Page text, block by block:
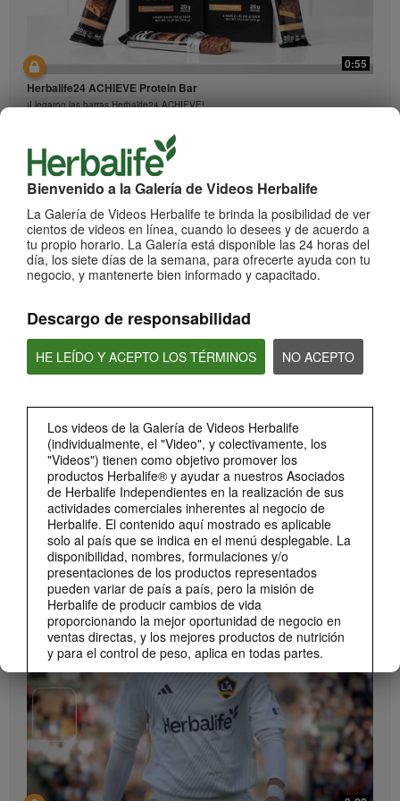
Bienvenido a la Galería de Videos Herbalife
La Galería de Videos Herbalife te brinda la posibilidad de ver
cientos de videos en línea, cuando lo desees y de acuerdo a
tu propio horario. La Galería está disponible las 24 horas del
día, los siete días de la semana, para ofrecerte ayuda con tu
negocio, y mantenerte bien informado y capacitado.
Descargo de responsabilidad
HE LEÍDO Y ACEPTO LOS TÉRMINOS NO ACEPTO
Los videos de la Galería de Videos Herbalife
(individualmente, el "Video", y colectivamente, los
"Videos") tienen como objetivo promover los
productos Herbalife® y ayudar a nuestros Asociados
de Herbalife Independientes en la realización de sus
actividades comerciales inherentes al negocio de
Herbalife. El contenido aquí mostrado es aplicable
solo al país que se indica en el menú desplegable. La
disponibilidad, nombres, formulaciones y/o
presentaciones de los productos representados
pueden variar de país a país, pero la misión de
Herbalife de producir cambios de vida
proporcionando la mejor oportunidad de negocio en
ventas directas, y los mejores productos de nutrición
y para el control de peso, aplica en todas partes.
Los Videos podrían incluir las experiencias del
volumen de ventas acumulado, o reseñas de
ingresos adquiridos, de Asociados de Herbalife
Independientes de diferentes niveles del Plan de
Ventas y Mercadeo en diversos países. Estos
ingresos corresponden a los individuos (o ejemplos)
mostrados y no representan un promedio ni tampoco
constituyen una garantía de lo que puedas ganar. Si
0:55
Herbalife24 ACHIEVE Protein Bar
¡Llegaron las barras Herbalife24 ACHIEVE!
Bioniq GO: Conoce los productos
1:19
Cómo tomar Bioniq GO
Descubre las diferentes formas de usar Bioniq GO.
1:06
MARCA Y PATROCINIOS Ver Todos